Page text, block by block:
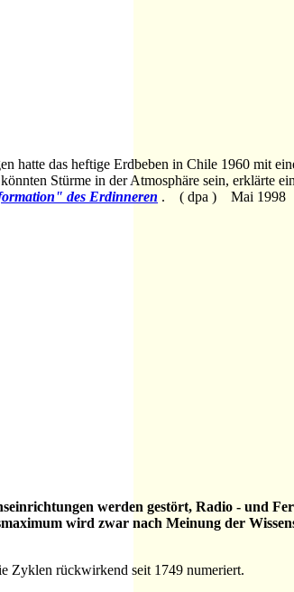
hatte das heftige Erdbeben in Chile 1960 mit
Stürme in der Atmosphäre sein, erklärte
des Erdinneren . ( dpa ) Mai 1998
werden gestört, Radio - und
wird zwar nach Meinung der
Zyklen rückwirkend seit 1749 numeriert.